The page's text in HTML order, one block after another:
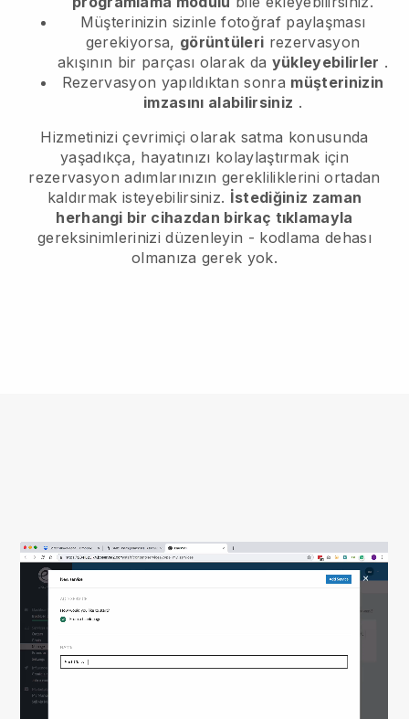
Müşterinizin sizinle fotoğraf paylaşması
gerekiyorsa, görüntüleri rezervasyon
akışının bir parçası olarak da yükleyebilirler .
Rezervasyon yapıldıktan sonra müşterinizin
imzasını alabilirsiniz .
Hizmetinizi çevrimiçi olarak satma konusunda
yaşadıkça, hayatınızı kolaylaştırmak için
rezervasyon adımlarınızın gerekliliklerini ortadan
kaldırmak isteyebilirsiniz. İstediğiniz zaman
herhangi bir cihazdan birkaç tıklamayla
gereksinimlerinizi düzenleyin - kodlama dehası
olmanıza gerek yok.